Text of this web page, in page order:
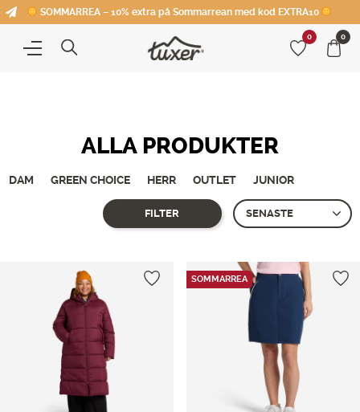
SOMMARREA – 10% extra på Sommarrean med kod EXTRA10
0 0
ALLA PRODUKTER
FILTER
DAM GREEN CHOICE HERR OUTLET JUNIOR
SOMMARREA